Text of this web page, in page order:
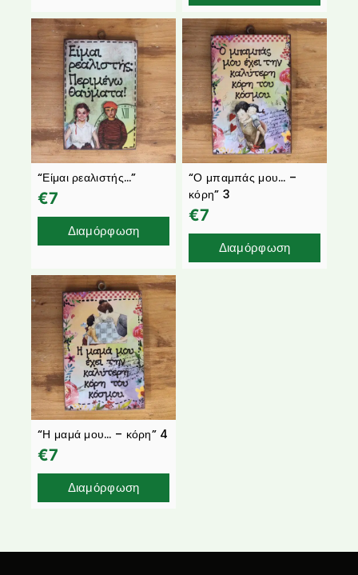
“Είμαι ρεαλιστής…”
€7
Διαμόρφωση
“Ο μπαμπάς μου… –
κόρη” 3
€7
Διαμόρφωση
“Η μαμά μου… – κόρη” 4
€7
Διαμόρφωση